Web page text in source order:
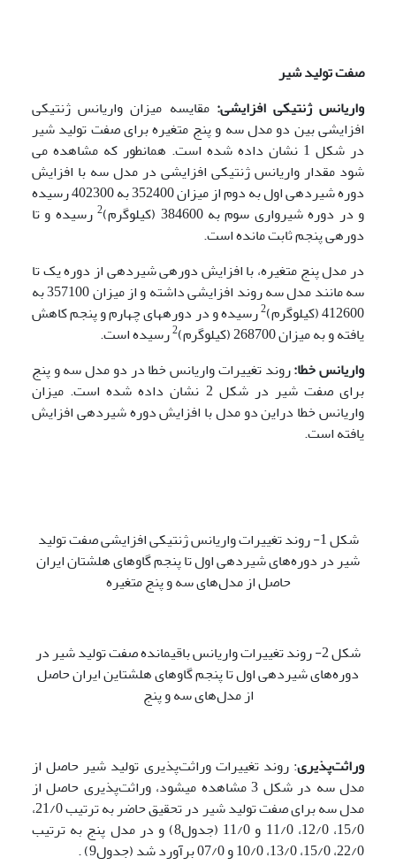
صفت تولید شیر
واریانس ژنتیکی افزایشی:مقایسه میزان واریانس ژنتیکی
افزایشی بین دو مدل سه و پنج متغیره برای صفت تولید شیر
در شکل 1 نشان داده شده است. همانطور که مشاهده می
شود مقدار واریانس ژنتیکی افزایشی در مدل سه با افزایش
دوره شیردهی اول به دوم از میزان 352400 به 402300 رسیده
و در دوره شیرواری سوم به 384600 (کیلوگرم)
2رسیده و تا
دوره­ی پنجم ثابت مانده است.
در مدل پنج متغیره، با افزایش دوره­ی شیردهی از دوره یک تا
سه مانند مدل سه روند افزایشی داشته و از میزان 357100 به
412600 (کیلوگرم)
2رسیده و در دوره­های چهارم و پنجم کاهش
یافته و به میزان 268700 (کیلوگرم)
2رسیده است.
واریانس خطا:روند تغییرات واریانس خطا در دو مدل سه و پنج
برای صفت شیر در شکل 2 نشان داده شده است. میزان
واریانس خطا دراین دو مدل با افزایش دوره شیردهی افزایش
یافته است.
شکل 1- روند تغییرات واریانس ژنتیکی افزایشی صفت تولید
شیر در دوره‌های شیردهی اول تا پنجم گاوهای هلشتان ایران
حاصل از مدل‌های سه و پنج متغیره
شکل 2- روند تغییرات واریانس باقیمانده صفت تولید شیر در
دوره‌های شیردهی اول تا پنجم گاوهای هلشتاین ایران حاصل
از مدل‌های سه و پنج
وراثت‌‌پذیری: روند تغییرات وراثت‌پذیری تولید شیر حاصل از
مدل سه در شکل 3 مشاهده می­شود، وراثت‌پذیری حاصل از
مدل سه برای صفت تولید شیر در تحقیق حاضر به ترتیب 21/0،
15/0، 12/0، 11/0 و 11/0 (جدول8) و در مدل پنج به ترتیب
22/0، 15/0، 13/0، 10/0 و 07/0 برآورد شد (جدول9) .